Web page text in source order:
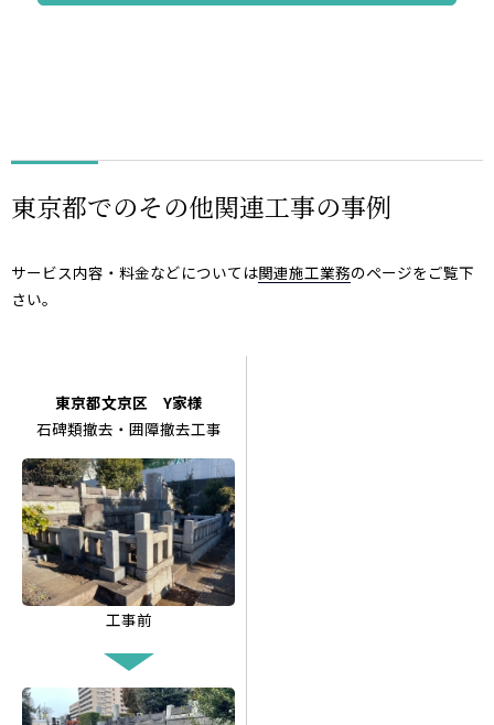
東京都でのその他関連工事の事例
サービス内容・料金などについては関連施工業務のページをご覧下
さい。
東京都文京区 Y家様
石碑類撤去・囲障撤去工事
工事前